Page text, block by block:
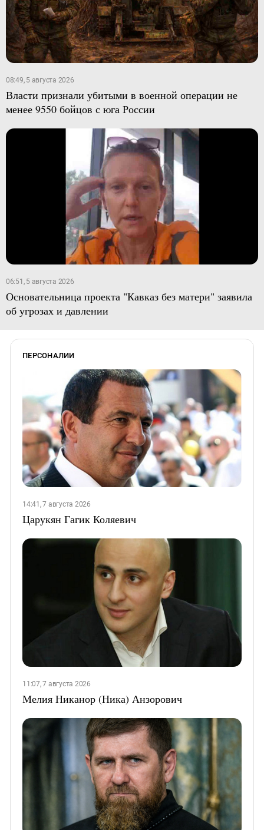
08:49, 5 августа 2026
Власти признали убитыми в военной операции не
менее 9550 бойцов с юга России
06:51, 5 августа 2026
Основательница проекта "Кавказ без матери" заявила
об угрозах и давлении
ПЕРСОНАЛИИ
14:41, 7 августа 2026
Царукян Гагик Коляевич
11:07, 7 августа 2026
Мелия Никанор (Ника) Анзорович